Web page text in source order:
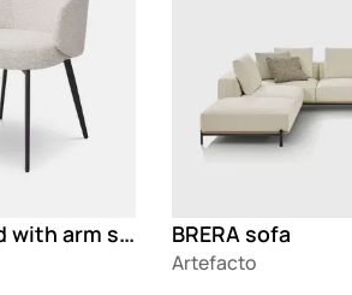
Dining Chair Lloyd with arm set of 2 BRERA sofa
Artefacto